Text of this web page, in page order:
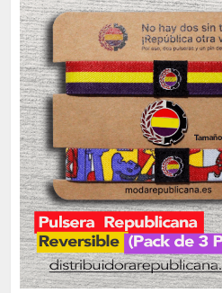
tardofranquismo
(2320)
Actualidad
(2319)
monarquía
(2253)
borbones
(2176)
Cultura
(2163)
Guerra
(1674)
genocidio
(1234)
mujer
(1070)